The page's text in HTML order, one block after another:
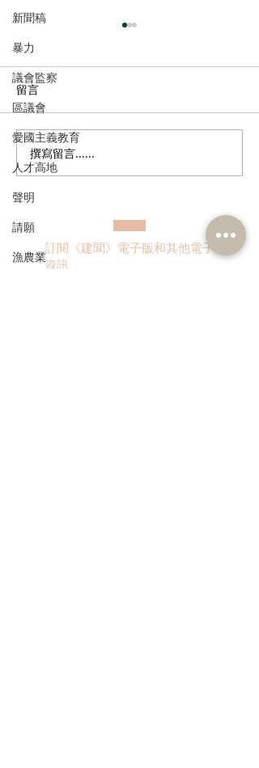
新聞稿
暴力
議會監察
區議會
愛國主義教育
人才高地
聲明
請願
漁農業
民建聯回應政府就《商品
說明條例》展開公眾諮詢
留言
撰寫留言......
訂閱《建聞》電子版和其他電子
資訊